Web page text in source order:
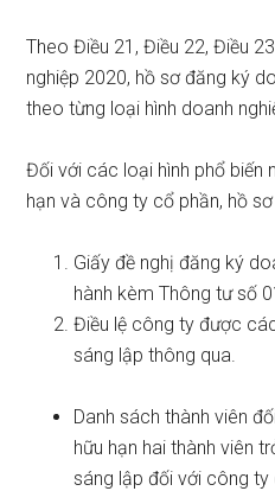
Theo Điều 21, Điều 22, Điều
nghiệp 2020, hồ sơ đăng ký
theo từng loại hình doanh
Đối với các loại hình phổ biến
hạn và công ty cổ phần, hồ
Giấy đề nghị đăng ký
hành kèm Thông tư số
Điều lệ công ty được
sáng lập thông qua.
Danh sách thành viên
hữu hạn hai thành viên
sáng lập đối với công ty